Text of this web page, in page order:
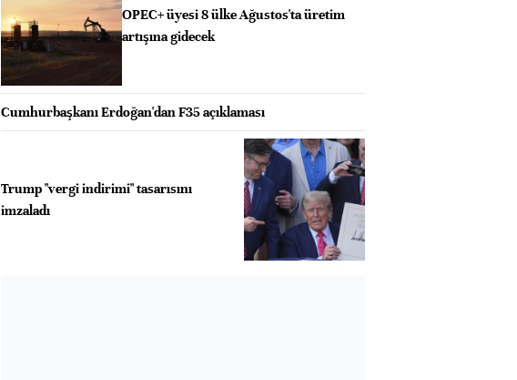
OPEC+ üyesi 8 ülke Ağustos'ta üretim
artışına gidecek
Cumhurbaşkanı Erdoğan'dan F35 açıklaması
Trump "vergi indirimi" tasarısını
imzaladı